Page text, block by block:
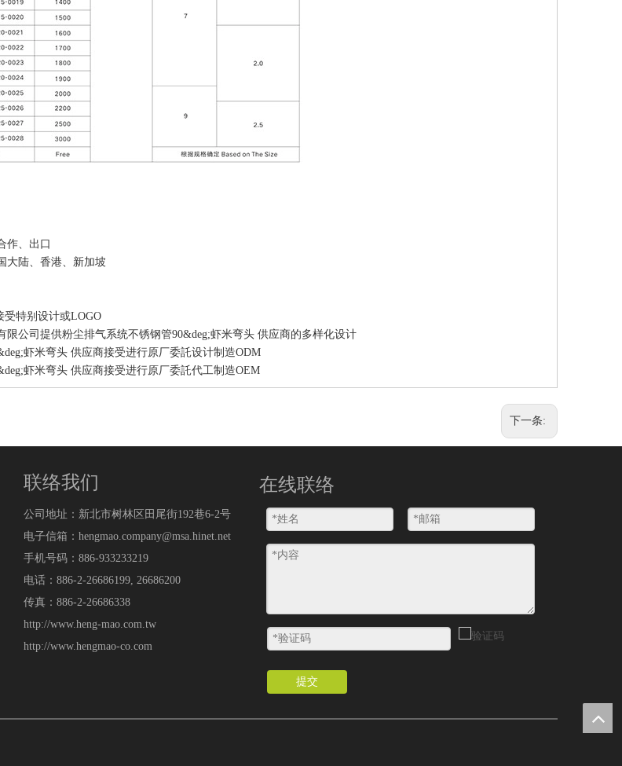
作、出口
大陆、香港、新加坡
受特别设计或LOGO
限公司提供粉尘排气系统不锈钢管90&deg;虾米弯头 供应商的多样化设计
虾米弯头 供应商接受进行原厂委託设计制造ODM
虾米弯头 供应商接受进行原厂委託代工制造OEM
下一条:
联络我们
公司地址：新北市树林区田尾街192巷6-2号
电子信箱：hengmao.company@msa.hinet.net
手机号码：886-933233219
电话：886-2-26686199, 26686200
传真：886-2-26686338
http://www.heng-mao.com.tw
http://www.hengmao-co.com
在线联络
提交